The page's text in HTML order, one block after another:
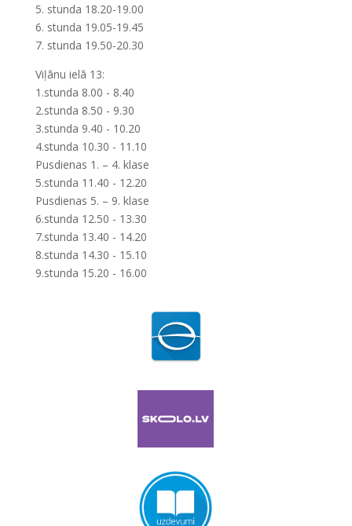
5. stunda 18.20-19.00
6. stunda 19.05-19.45
7. stunda 19.50-20.30
Viļānu ielā 13:
1.stunda 8.00 - 8.40
2.stunda 8.50 - 9.30
3.stunda 9.40 - 10.20
4.stunda 10.30 - 11.10
Pusdienas 1. – 4. klase
5.stunda 11.40 - 12.20
Pusdienas 5. – 9. klase
6.stunda 12.50 - 13.30
7.stunda 13.40 - 14.20
8.stunda 14.30 - 15.10
9.stunda 15.20 - 16.00